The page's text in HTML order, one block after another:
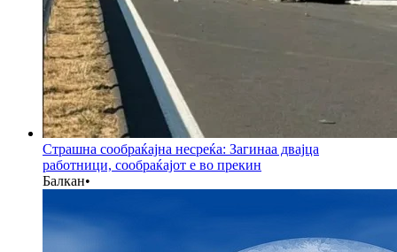
Страшна сообраќајна несреќа: Загинаа двајца
работници, сообраќајот е во прекин
Балкан•